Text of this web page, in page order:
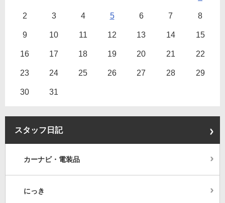
2 3 4 5 6 7 8
9 10 11 12 13 14 15
16 17 18 19 20 21 22
23 24 25 26 27 28 29
30 31
スタッフ日記
カーナビ・電装品
にっき